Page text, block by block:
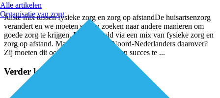
Alle artikelen
Organisatie van zorg
Juiste mix tussen fysieke zorg en zorg op afstandDe huisartsenzorg
verandert en we moeten samen zoeken naar andere manieren om
goede zorg te krijgen. Bijvoorbeeld via een mix van fysieke zorg en
zorg op afstand. Maar hoe denken Noord-Nederlanders daarover?
Zij moeten dit ook omarmen om het een succes te ...
Verder lezen?